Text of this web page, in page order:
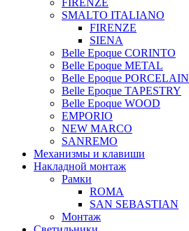
FIRENZE
SMALTO ITALIANO
FIRENZE
SIENA
Belle Epoque CORINTO
Belle Epoque METAL
Belle Epoque PORCELAIN
Belle Epoque TAPESTRY
Belle Epoque WOOD
EMPORIO
NEW MARCO
SANREMO
Механизмы и клавиши
Накладной монтаж
Рамки
ROMA
SAN SEBASTIAN
Монтаж